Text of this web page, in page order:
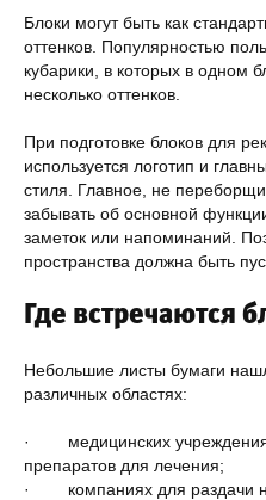
Блоки могут быть как
оттенков. Популярностью
кубарики, в которых в одном
несколько оттенков.
При подготовке блоков для
используется логотип и
стиля. Главное, не
забывать об основной
заметок или напоминаний.
пространства должна быть
Где встречаются
Небольшие листы бумаги
различных областях:
· медицинских
препаратов для лечения;
· компаниях для раздачи